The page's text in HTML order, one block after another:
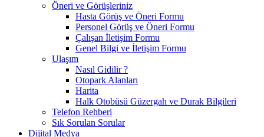
Öneri ve Görüşleriniz
Hasta Görüş ve Öneri Formu
Personel Görüş ve Öneri Formu
Çalışan İletişim Formu
Genel Bilgi ve İletişim Formu
Ulaşım
Nasıl Gidilir ?
Otopark Alanları
Harita
Halk Otobüsü Güzergah ve Durak Bilgileri
Telefon Rehberi
Sık Sorulan Sorular
Dijital Medya